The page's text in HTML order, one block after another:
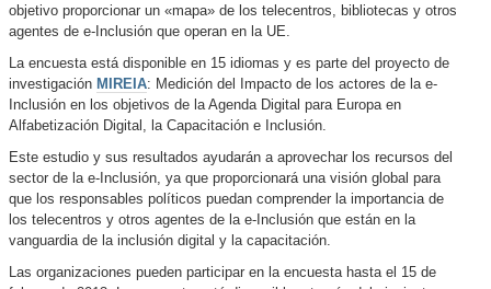
objetivo proporcionar un «mapa» de los telecentros, bibliotecas y otros
agentes de e-Inclusión que operan en la UE.
La encuesta está disponible en 15 idiomas y es parte del proyecto de
investigación MIREIA: Medición del Impacto de los actores de la e-
Inclusión en los objetivos de la Agenda Digital para Europa en
Alfabetización Digital, la Capacitación e Inclusión.
Este estudio y sus resultados ayudarán a aprovechar los recursos del
sector de la e-Inclusión, ya que proporcionará una visión global para
que los responsables políticos puedan comprender la importancia de
los telecentros y otros agentes de la e-Inclusión que están en la
vanguardia de la inclusión digital y la capacitación.
Las organizaciones pueden participar en la encuesta hasta el 15 de